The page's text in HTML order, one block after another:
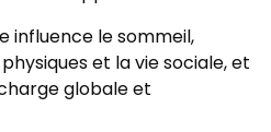
influence le sommeil,
et la vie sociale, et
globale et